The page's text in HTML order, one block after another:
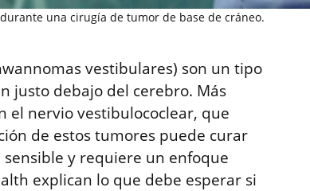
una cirugía de tumor de base de cráneo.
vestibulares) son un tipo
justo debajo del cerebro. Más
el nervio vestibulococlear, que
de estos tumores puede curar
y requiere un enfoque
explican lo que debe esperar si